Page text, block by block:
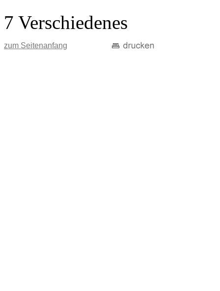
7 Verschiedenes
zum Seitenanfang